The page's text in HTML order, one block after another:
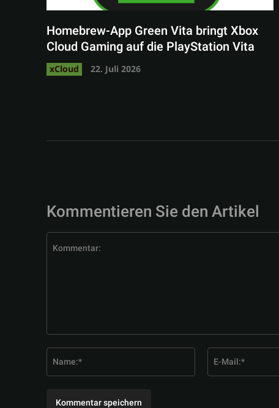
Homebrew-App Green Vita bringt Xbox
Cloud Gaming auf die PlayStation Vita
xCloud 22. Juli 2026
Kommentieren Sie den Artikel